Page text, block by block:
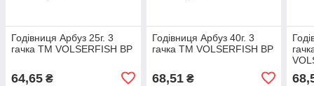
Годівниця Арбуз 25г. 3
гачка ТМ VOLSERFISH BP
64,65 ₴
Годівниця Арбуз 40г. 3
гачка ТМ VOLSERFISH BP
68,51₴